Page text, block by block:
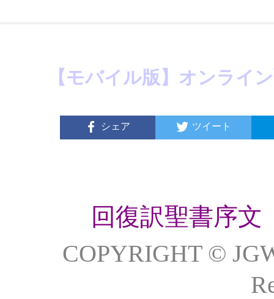
【モバイル版】オンライ
シェア ツイート
回復訳聖書序文
COPYRIGHT ©